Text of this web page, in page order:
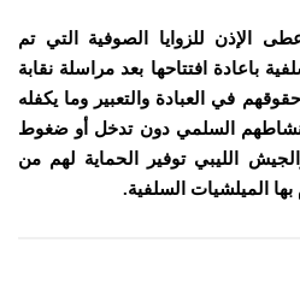
الإذن للزوايا الصوفية التي تم
باعادة افتتاحها بعد مراسلة نقابة
في العبادة والتعبير وما يكفله
نشاطهم السلمي دون تدخل أو ضغوط
الليبي توفير الحماية لهم من
بها الميلشيات السلفية.